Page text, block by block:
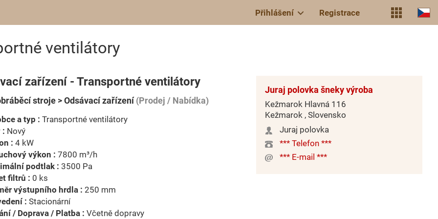
Přihlášení Registrace
ventilátory
zařízení - Transportné ventilátory
stroje > Odsávací zařízení(Prodej / Nabídka)
a typ : Transportné ventilátory
: Nový
: 4 kW
výkon : 7800 m³/h
podtlak : 3500 Pa
filtrů : 0 ks
výstupního hrdla : 250 mm
: Stacionární
/ Doprava / Platba : Včetně dopravy
Juraj polovka šneky výroba
Kežmarok Hlavná 116
Kežmarok , Slovensko
Juraj polovka
*** Telefon ***
*** E-mail ***